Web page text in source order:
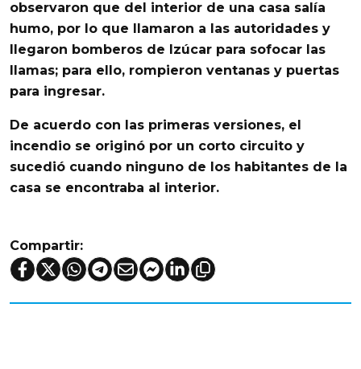
observaron que del interior de una casa salía
humo, por lo que llamaron a las autoridades y
llegaron bomberos de Izúcar para sofocar las
llamas; para ello, rompieron ventanas y puertas
para ingresar.
De acuerdo con las primeras versiones, el
incendio se originó por un corto circuito y
sucedió cuando ninguno de los habitantes de la
casa se encontraba al interior.
Compartir: